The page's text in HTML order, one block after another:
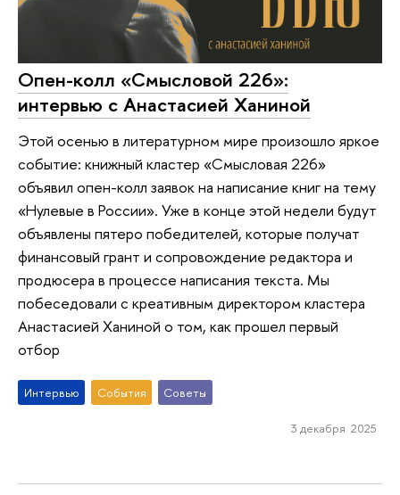
Опен-колл «Смысловой 226»:
интервью с Анастасией Ханиной
Этой осенью в литературном мире произошло яркое
событие: книжный кластер «Смысловая 226»
объявил опен-колл заявок на написание книг на тему
«Нулевые в России». Уже в конце этой недели будут
объявлены пятеро победителей, которые получат
финансовый грант и сопровождение редактора и
продюсера в процессе написания текста. Мы
побеседовали с креативным директором кластера
Анастасией Ханиной о том, как прошел первый
отбор
Интервью События Советы
3 декабря 2025